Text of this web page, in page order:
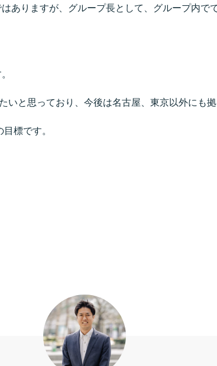
ありますが、グループ長として、グループ内
と思っており、今後は名古屋、東京以外にも
標です。